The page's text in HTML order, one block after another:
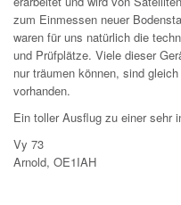
zum Einmessen neuer
waren für uns natürlich die
und Prüfplätze. Viele dieser
nur träumen können, sind
vorhanden.
Ein toller Ausflug zu einer sehr
Vy 73
Arnold, OE1IAH